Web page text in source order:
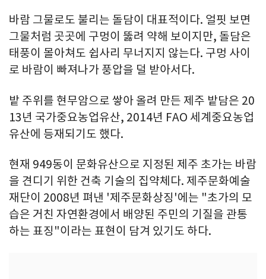
바람 그물로도 불리는 돌담이 대표적이다. 얼핏 보면
그물처럼 곳곳에 구멍이 뚫려 약해 보이지만, 돌담은
태풍이 몰아쳐도 쉽사리 무너지지 않는다. 구멍 사이
로 바람이 빠져나가 풍압을 덜 받아서다.
밭 주위를 현무암으로 쌓아 올려 만든 제주 밭담은 20
13년 국가중요농업유산, 2014년 FAO 세계중요농업
유산에 등재되기도 했다.
현재 949동이 문화유산으로 지정된 제주 초가는 바람
을 견디기 위한 건축 기술의 집약체다. 제주문화예술
재단이 2008년 펴낸 '제주문화상징'에는 "초가의 모
습은 거친 자연환경에서 배양된 주민의 기질을 관통
하는 표징"이라는 표현이 담겨 있기도 하다.